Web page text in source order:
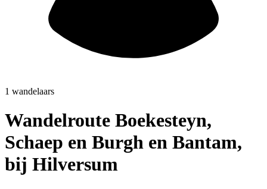
1 wandelaars
Wandelroute Boekesteyn,
Schaep en Burgh en Bantam,
bij Hilversum